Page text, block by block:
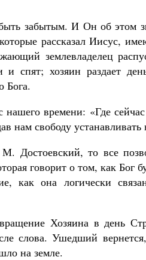
забытым. И Он об этом
рассказал Иисус,
землевладелец
и спят; хозяин раздает
Бога.
времени: «Где
нам свободу
Достоевский, то все
говорит о том, как Бог
как она логически
Хозяина в день
слова. Ушедший
на земле.